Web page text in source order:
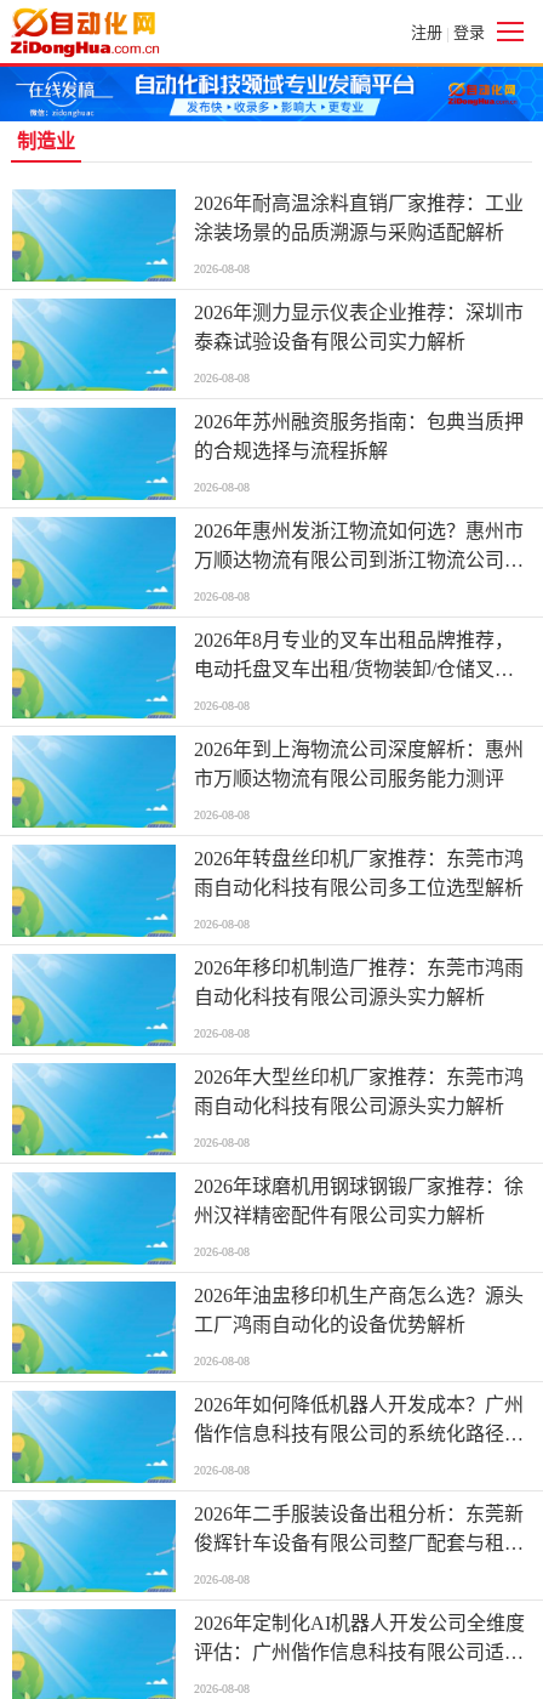
注册 | 登录
制造业
2026年耐高温涂料直销厂家推荐：工业
涂装场景的品质溯源与采购适配解析
2026-08-08
2026年测力显示仪表企业推荐：深圳市
泰森试验设备有限公司实力解析
2026-08-08
2026年苏州融资服务指南：包典当质押
的合规选择与流程拆解
2026-08-08
2026年惠州发浙江物流如何选？惠州市
万顺达物流有限公司到浙江物流公司专
线推荐
2026-08-08
2026年8月专业的叉车出租品牌推荐，
电动托盘叉车出租/货物装卸/仓储叉车
出租/仓储叉车租赁，叉车出租厂家选哪
家
2026-08-08
2026年到上海物流公司深度解析：惠州
市万顺达物流有限公司服务能力测评
2026-08-08
2026年转盘丝印机厂家推荐：东莞市鸿
雨自动化科技有限公司多工位选型解析
2026-08-08
2026年移印机制造厂推荐：东莞市鸿雨
自动化科技有限公司源头实力解析
2026-08-08
2026年大型丝印机厂家推荐：东莞市鸿
雨自动化科技有限公司源头实力解析
2026-08-08
2026年球磨机用钢球钢锻厂家推荐：徐
州汉祥精密配件有限公司实力解析
2026-08-08
2026年油盅移印机生产商怎么选？源头
工厂鸿雨自动化的设备优势解析
2026-08-08
2026年如何降低机器人开发成本？广州
偕作信息科技有限公司的系统化路径解
析
2026-08-08
2026年二手服装设备出租分析：东莞新
俊辉针车设备有限公司整厂配套与租赁
价值
2026-08-08
2026年定制化AI机器人开发公司全维度
评估：广州偕作信息科技有限公司适配
性解析
2026-08-08